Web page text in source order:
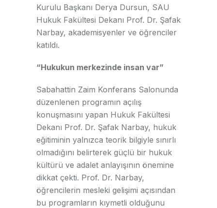
Kurulu Başkanı Derya Dursun, SAU
Hukuk Fakültesi Dekanı Prof. Dr. Şafak
Narbay, akademisyenler ve öğrenciler
katıldı.
“Hukukun merkezinde insan var”
Sabahattin Zaim Konferans Salonunda
düzenlenen programın açılış
konuşmasını yapan Hukuk Fakültesi
Dekanı Prof. Dr. Şafak Narbay, hukuk
eğitiminin yalnızca teorik bilgiyle sınırlı
olmadığını belirterek güçlü bir hukuk
kültürü ve adalet anlayışının önemine
dikkat çekti. Prof. Dr. Narbay,
öğrencilerin mesleki gelişimi açısından
bu programların kıymetli olduğunu